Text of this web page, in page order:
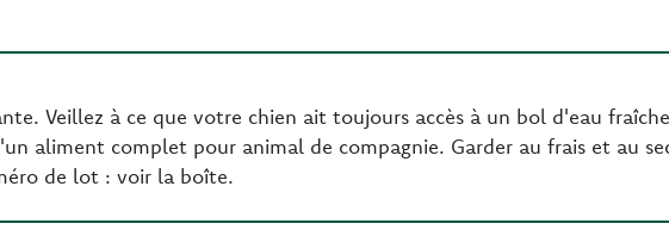
Veillez à ce que votre chien ait toujours accès à un bol d'eau
aliment complet pour animal de compagnie. Garder au frais et au
de lot : voir la boîte.